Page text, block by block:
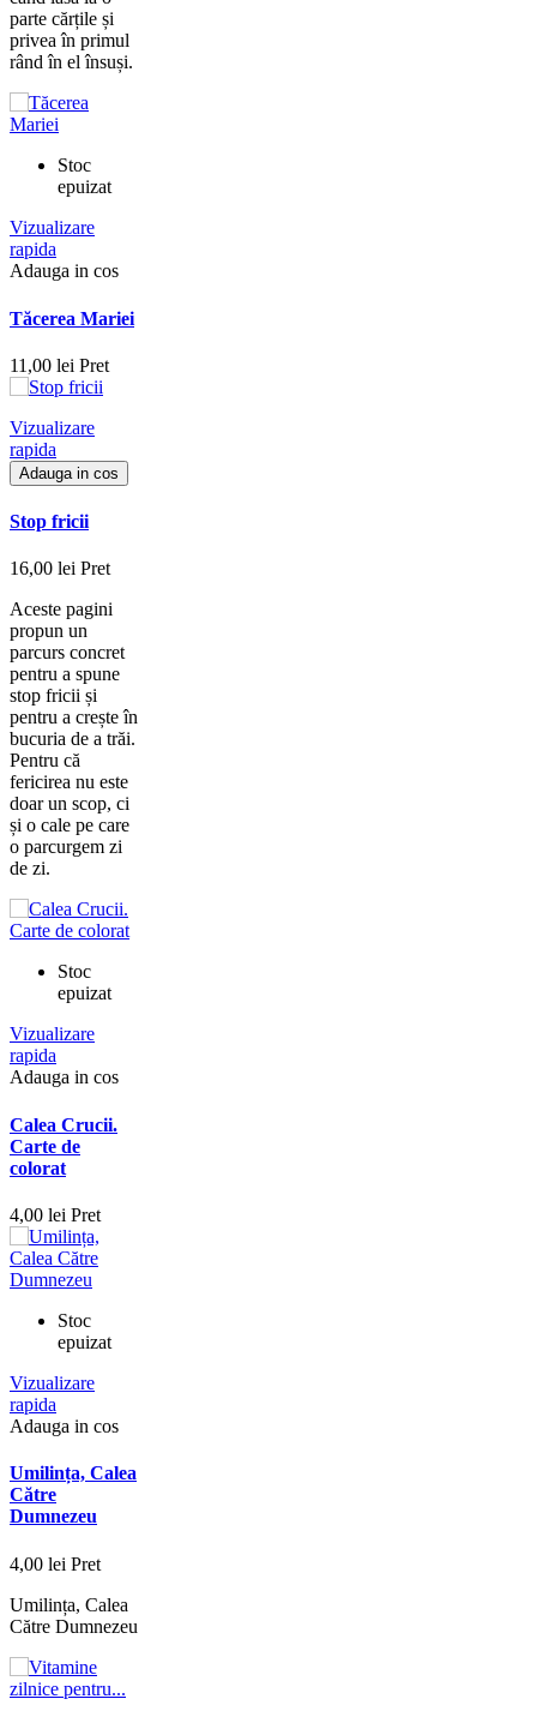
parte cărțile și
privea în primul
rând în el însuși.
Stoc
epuizat
Vizualizare
rapida
Adauga in cos
Tăcerea Mariei
11,00 lei Pret
Vizualizare
rapida
Adauga in cos
Stop fricii
16,00 lei Pret
Aceste pagini
propun un
parcurs concret
pentru a spune
stop fricii și
pentru a crește în
bucuria de a trăi.
Pentru că
fericirea nu este
doar un scop, ci
și o cale pe care
o parcurgem zi
de zi.
Stoc
epuizat
Vizualizare
rapida
Adauga in cos
Calea Crucii.
Carte de
colorat
4,00 lei Pret
Stoc
epuizat
Vizualizare
rapida
Adauga in cos
Umilința, Calea
Către
Dumnezeu
4,00 lei Pret
Umilința, Calea
Către Dumnezeu